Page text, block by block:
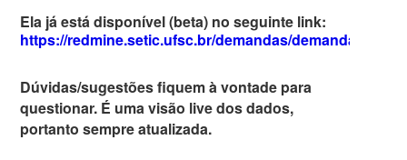
Ela já está disponível (beta) no seguinte link:
https://redmine.setic.ufsc.br/demandas/demandas.php
Dúvidas/sugestões fiquem à vontade para
questionar. É uma visão live dos dados,
portanto sempre atualizada.